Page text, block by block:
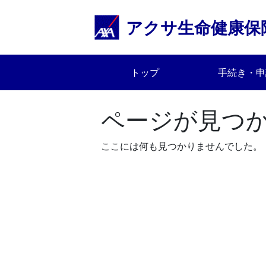
アクサ生命健康
トップ 手続き・
ページが見つ
ここには何も見つかりませんでした。